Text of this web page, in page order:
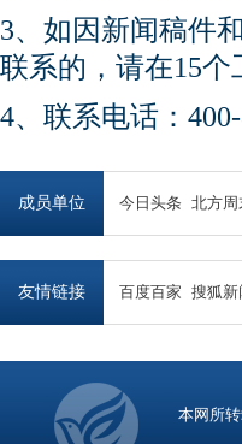
3、如因新闻稿件
联系的，请在15个
4、联系电话：
成员单位 今日头条 北方周
友情链接 百度百家 搜狐新
本网所